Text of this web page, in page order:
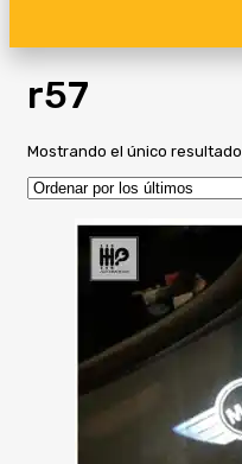
r57
Mostrando el único resultado